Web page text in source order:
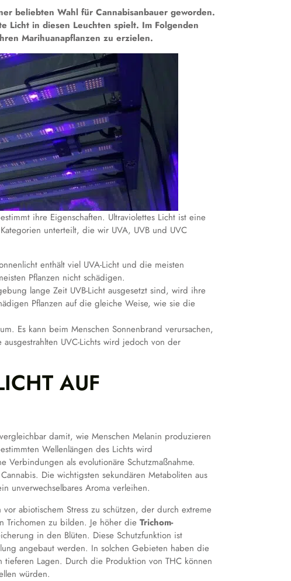
beliebten Wahl für Cannabisanbauer geworden.
Licht in diesen Leuchten spielt. Im Folgenden
Marihuanapflanzen zu erzielen.
ihre Eigenschaften. Ultraviolettes Licht ist eine
unterteilt, die wir UVA, UVB und UVC
enthält viel UVA-Licht und die meisten
Pflanzen nicht schädigen.
lange Zeit UVB-Licht ausgesetzt sind, wird ihre
Pflanzen auf die gleiche Weise, wie sie die
Es kann beim Menschen Sonnenbrand verursachen,
UVC-Lichts wird jedoch von der
AUF
damit, wie Menschen Melanin produzieren
Wellenlängen des Lichts wird
Verbindungen als evolutionäre Schutzmaßnahme.
Die wichtigsten sekundären Metaboliten aus
unverwechselbares Aroma verleihen.
abiotischem Stress zu schützen, der durch extreme
Trichomen zu bilden. Je höher die Trichom-
in den Blüten. Diese Schutzfunktion ist
angebaut werden. In solchen Gebieten haben die
Lagen. Durch die Produktion von THC können
würden.